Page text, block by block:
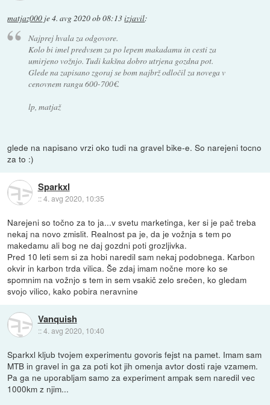
matjaz000 je4. avg 2020 ob 08:13izjavil:
Najprej hvala za odgovore.
Kolo bi imel predvsem za po lepem makadamu in cesti za
umirjeno vožnjo. Tudi kakšna dobro utrjena gozdna pot.
Glede na zapisano zgoraj se bom najbrž odločil za novega v
cenovnem rangu 600-700€.
lp, matjaž
glede na napisano vrzi oko tudi na gravel bike-e. So narejeni tocno
za to :)
Sparkxl
::4. avg 2020, 10:35
Narejeni so točno za to ja...v svetu marketinga, ker si je pač treba
nekaj na novo zmislit. Realnost pa je, da je vožnja s tem po
makedamu ali bog ne daj gozdni poti grozljivka.
Pred 10 leti sem si za hobi naredil sam nekaj podobnega. Karbon
okvir in karbon trda vilica. Še zdaj imam nočne more ko se
spomnim na vožnjo s tem in sem vsakič zelo srečen, ko gledam
svojo vilico, kako pobira neravnine
Vanquish
::4. avg 2020, 10:40
Sparkxl kljub tvojem experimentu govoris fejst na pamet. Imam sam
MTB in gravel in ga za poti kot jih omenja avtor dosti raje vzamem.
Pa ga ne uporabljam samo za experiment ampak sem naredil vec
1000km z njim...